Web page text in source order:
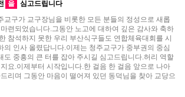
을
심고드립니다
교구가 교구장님을 비롯한 모든 분들의 정성으로 새롭
련되었습니다.그동안 노고에 대하여 깊은 감사와 축하
참석하지 못한 우리 부산식구들도 연합체육대회를 시
의 인사 올렸답니다.이제는 청주교구가 중부권의 중심
도 중흥의 큰 터를 잡아 주시길 심고드립니다.허리 역할
요.이제부터 시작입니다.한 걸음 한 걸음 앞으로 나아
리며 그동안 마음이 떨어져 있던 동덕님을 찾아 교당으